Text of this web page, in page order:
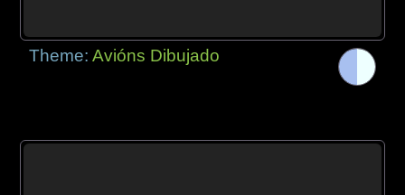
Theme:Avións Dibujado